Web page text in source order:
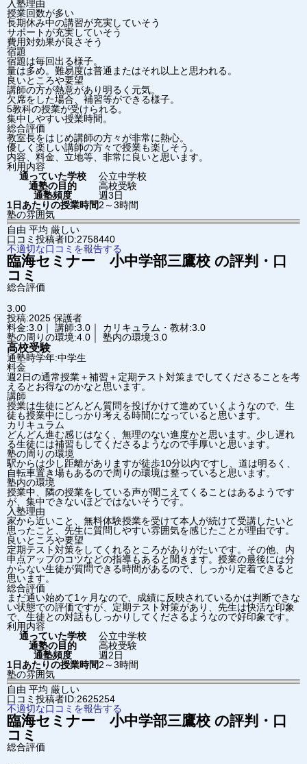
入塾理由
授業回数が多い
長期休み中の講習が充実していそう
サポートが充実していそう
費用対効果が良さそう
宿題
宿題は毎回出る様子。
量は多め。難易度は普通またはそれ以上と思われる。
良いところや要望
講師の方が熱意があり明るく元気。
欠席をした場合、補習等ができる様子。
5教科の授業が受けられる。
集中しやすい授業時間。
総合評価
教室長をはじめ講師の方々が非常に熱心。
優しく楽しい講師の方々で授業も楽しそう。
内容、料金、立地等、非常に良いと思います。
利用内容
通っていた学校
公立中学校
通塾の目的
高校受験
通塾頻度
週3日
1日あたりの授業時間2～3時間
塾の雰囲気
自由 平均 厳しい
口コミ投稿者ID:2758440
不適切な口コミを報告する
臨海セミナー 小中学部三鷹校 の評判・口
コミ
総合評価
3.00
投稿:2025 保護者
料金:3.0｜ 講師:3.0｜ カリキュラム・教材:3.0
塾の周りの環境:4.0｜ 塾内の環境:3.0
高校受験
通塾時学年:中学生
料金
週2日の通常授業＋補習＋定期テスト対策までしてくださることを考
えるとお得なのかなと思います。
講師
授業は生徒にどんどん質問を投げかけて進めていくようなので、生
徒も授業中にしっかり考える時間になっていると思います。
カリキュラム
どんどん進む感じはなく、無理のない進度かと思います。少し遅れ
る生徒には補習もしてくださるようなので手厚いと思います。
塾の周りの環境
駅からは少し距離がありますが徒歩10分以内ですし、道は明るく、
自転車置き場もあるので周りの環境は整っていると思います。
塾内の環境
授業中、隣の授業をしている声が聞こえてくることはあるようです
が、集中できないほどではないそうです。
入塾理由
家から近いこと、無料体験授業を受けて本人が続けて受講したいと
思ったこと、先生に質問しやすい雰囲気を感じたことが理由です。
良いところや要望
定期テスト対策をしてくれるところがありがたいです。その他、内
申点アップのコツなどの指導もあると聞きます。授業の最後には分
からない生徒が質問できる時間があるので、しっかり定着できると
思います。
総合評価
まだ通い始めて1ヶ月なので、成績に反映されているかは判断できな
い状態での評価ですが、定期テスト対策があり、先生は快活な印象
で、生徒との対話もしっかりしてくださるようなので好印象です。
利用内容
通っていた学校
公立中学校
通塾の目的
高校受験
通塾頻度
週2日
1日あたりの授業時間2～3時間
塾の雰囲気
自由 平均 厳しい
口コミ投稿者ID:2625254
不適切な口コミを報告する
臨海セミナー 小中学部三鷹校 の評判・口
コミ
総合評価